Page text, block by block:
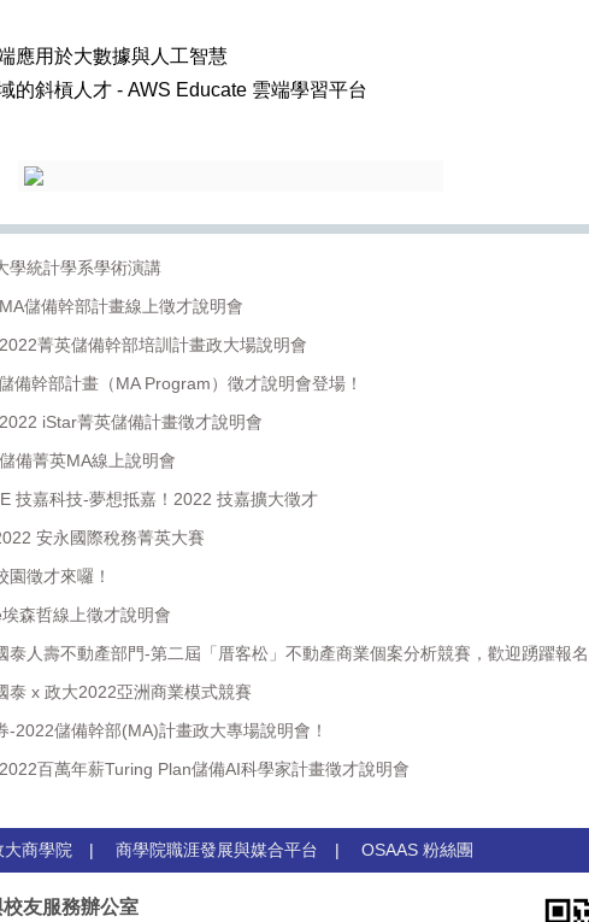
應用於大數據與人工智慧
的斜槓人才 - AWS Educate 雲端學習平台
學統計學系學術演講
儲備幹部計畫線上徵才說明會
菁英儲備幹部培訓計畫政大場說明會
備幹部計畫（MA Program）徵才說明會登場！
iStar菁英儲備計畫徵才說明會
備菁英MA線上說明會
技嘉科技-夢想抵嘉！2022 技嘉擴大徵才
安永國際稅務菁英大賽
園徵才來囉！
森哲線上徵才說明會
泰人壽不動產部門-第二屆「厝客松」不動產商業個案分析競賽，歡迎踴躍報名
泰 x 政大2022亞洲商業模式競賽
-2022儲備幹部(MA)計畫政大專場說明會！
百萬年薪Turing Plan儲備AI科學家計畫徵才說明會
大商學院 | 商學院職涯發展與媒合平台 | OSAAS 粉絲團
友服務辦公室